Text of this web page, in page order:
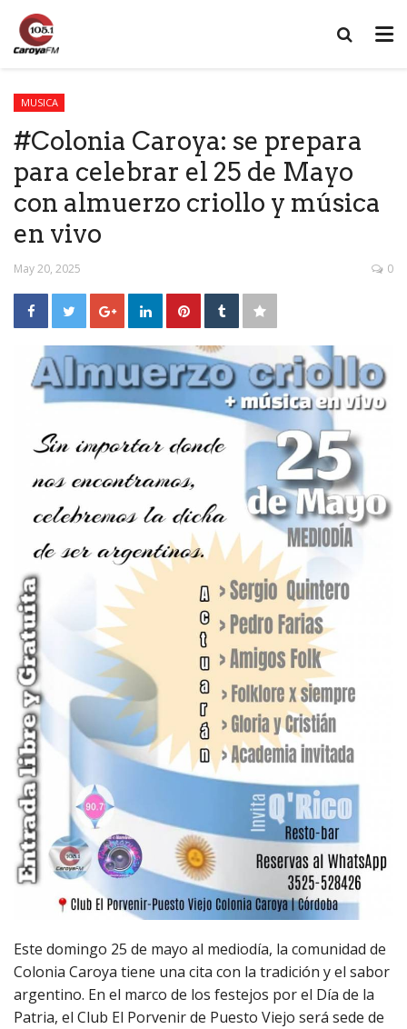
MUSICA
#Colonia Caroya: se prepara
para celebrar el 25 de Mayo
con almuerzo criollo y música
en vivo
May 20, 2025 0
Este domingo 25 de mayo al mediodía, la comunidad de
Colonia Caroya tiene una cita con la tradición y el sabor
argentino. En el marco de los festejos por el Día de la
Patria, el Club El Porvenir de Puesto Viejo será sede de